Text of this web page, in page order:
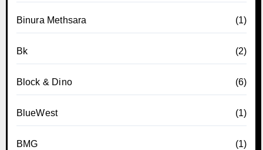
Binura Methsara (1)
Bk (2)
Block & Dino (6)
BlueWest (1)
BMG (1)